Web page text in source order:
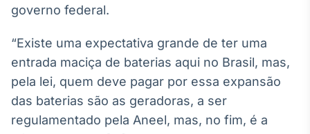
Plataforma para
negociação de
ativos
Datafeed
governo federal.
“Existe uma expectativa grande de ter uma
entrada maciça de baterias aqui no Brasil, mas,
pela lei, quem deve pagar por essa expansão
das baterias são as geradoras, a ser
regulamentado pela Aneel, mas, no fim, é a